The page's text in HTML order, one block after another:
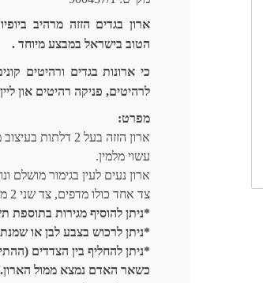
ארון בגדים הזזה מרהיב
הטוב בישראל במבצע מיוחד .
כי ארונות בגדים ורהיטים
לרהיטים, פניקה רהיטים און
מפרט:
ארון הזזה בעל 2 דלתות בעיצוב מרהיב ביופיו.
עשוי מלמין.
ארון נעים לעין בגימור מושלם
צד אחד כולו מדפים, צד שני 2 מדפים + תליה.
*ניתן להוסיף מגירות בתוספת
*ניתן לרכוש בצבע לבן או שמנת
*ניתן להחליף בין הצדדים
כשאר האדם נמצא ממול